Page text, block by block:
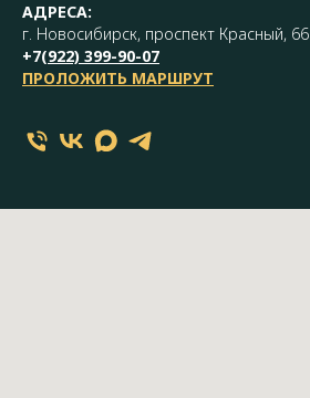
АДРЕСА:
г. Новосибирск, проспект Красный, 66
+7(922) 399-90-07
ПРОЛОЖИТЬ МАРШРУТ